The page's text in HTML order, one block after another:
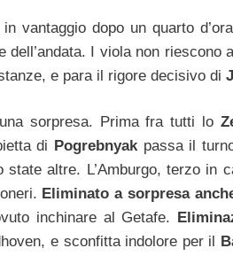
vantaggio dopo un quarto
dell’andata. I viola non
e para il rigore decisivo di
sorpresa. Prima fra tutti lo
di Pogrebnyak passa il
altre. L’Amburgo, terzo in
Eliminato a sorpresa
inchinare al Getafe.
e sconfitta indolore per il